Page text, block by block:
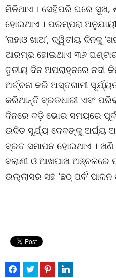
ମିଳିଥାଏ । ସେହିପରି ଘରେ ସୁଖ,
ହୋଇଥାଏ । ପରମ୍ପରା
‘ନାହାଓ ଖାଅ’, ଦ୍ୱିତୀୟ ଦିନକୁ
ଆରମ୍ଭ ହୋଇଥାଏ ୩୬ ଘଣ୍ଟାର
ତୃତୀୟ ଦିନ ଅପରାହ୍ନରେ ନଦୀ
ଅର୍ଚ୍ଚନା କରି ଅସ୍ତଗାମୀ
କରିଥାନ୍ତି ବ୍ରତଧାରୀ ଏବଂ
ଦିନରେ ବଡ଼ି ଭୋର ସମୟରେ
ଉଦିତ ସୂର୍ଯ୍ୟ ଦେବଙ୍କୁ ଅର୍ଘ୍ୟ
ବ୍ରତ ସମାପନ ହୋଇଥାଏ ।
ବଲାଣୀ ଓ ଆଖପାଖ ଅଞ୍ଚଳରେ
ଉଲ୍ଲାସର ସହ ‘ଛଠ୍ ପର୍ବ’ ପାଳନ